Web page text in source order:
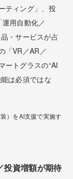
ティング」、投
用自動化／
・サービスが占
「VR／AR／
ートグラスの“AI
は必須ではな
）をAI支援で実施す
資増額が期待